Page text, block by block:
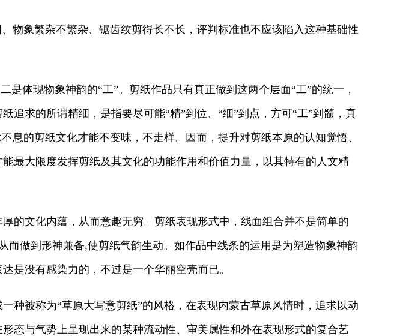
象繁杂不繁杂、锯齿纹剪得长不长，评判标准也不应该陷入这种基础性
体现物象神韵的“工”。剪纸作品只有真正做到这两个层面“工”的统一，
求的所谓精细，是指要尽可能“精”到位、“细”到点，方可“工”到髓，真
的剪纸文化才能不变味，不走样。因而，提升对剪纸本原的认知觉悟、
最大限度发挥剪纸及其文化的功能作用和价值力量，以其特有的人文精
文化内蕴，从而意趣无穷。剪纸表现形式中，线面组合并不是简单的
做到形神兼备,使剪纸气韵生动。如作品中线条的运用是为塑造物象神韵
是没有感染力的，不过是一个华丽空壳而已。
被称为“草原大写意剪纸”的风格，在表现内蒙古草原风情时，追求以动
态与气势上呈现出来的某种流动性、审美属性和外在表现形式的复合艺